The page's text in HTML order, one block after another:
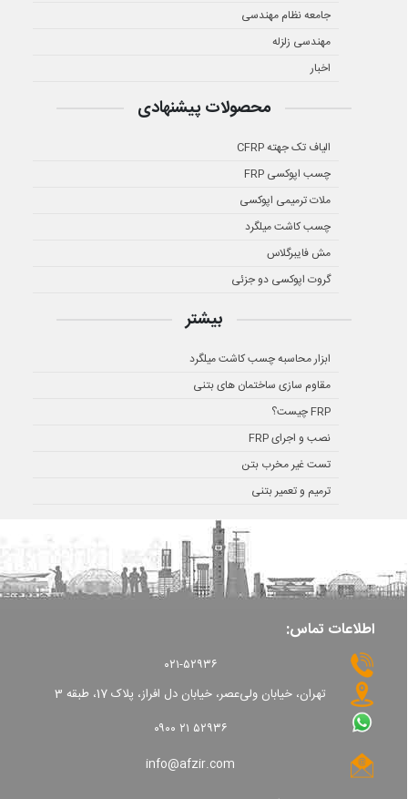
جامعه نظام مهندسی
مهندسی زلزله
اخبار
محصولات پیشنهادی
الیاف تک جهته CFRP
چسب اپوکسی FRP
ملات ترمیمی اپوکسی
چسب کاشت میلگرد
مش فایبرگلاس
گروت اپوکسی دو جزئی
بیشتر
ابزار محاسبه چسب کاشت میلگرد
مقاوم سازی ساختمان های بتنی
FRP چیست؟
نصب و اجرای FRP
تست غیر مخرب بتن
ترمیم و تعمیر بتنی
اطلاعات تماس:
۰۲۱-۵۲۹۳۶
تهران، خیابان ولی‌عصر، خیابان دل افراز، پلاک 17، طبقه 3
۰۹۰۰ ۲۱ ۵۲۹۳۶
info@afzir.com